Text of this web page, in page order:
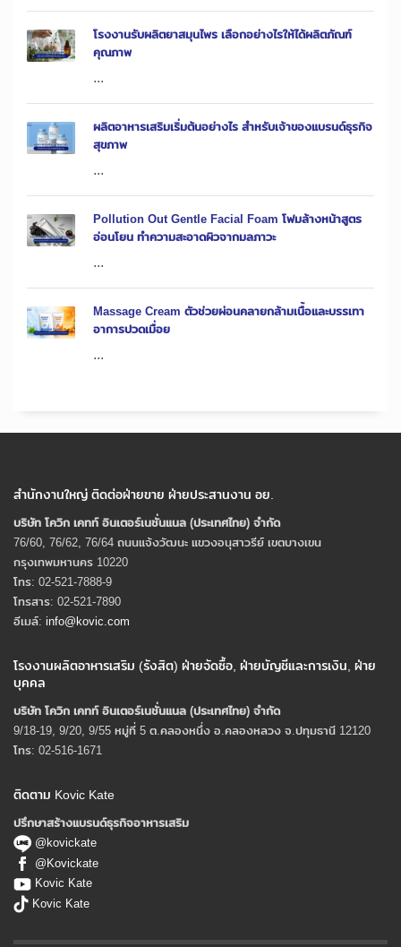
โรงงานรับผลิตยาสมุนไพร เลือกอย่างไรให้ได้ผลิตภัณฑ์
คุณภาพ
...
ผลิตอาหารเสริมเริ่มต้นอย่างไร สำหรับเจ้าของแบรนด์ธุรกิจ
สุขภาพ
...
Pollution Out Gentle Facial Foam โฟมล้างหน้าสูตร
อ่อนโยน ทำความสะอาดผิวจากมลภาวะ
...
Massage Cream ตัวช่วยผ่อนคลายกล้ามเนื้อและบรรเทา
อาการปวดเมื่อย
...
สำนักงานใหญ่ ติดต่อฝ่ายขาย ฝ่ายประสานงาน อย.
บริษัท โควิก เคทท์ อินเตอร์เนชั่นแนล (ประเทศไทย) จํากัด
76/60, 76/62, 76/64 ถนนแจ้งวัฒนะ แขวงอนุสาวรีย์ เขตบางเขน
กรุงเทพมหานคร 10220
โทร: 02-521-7888-9
โทรสาร: 02-521-7890
อีเมล์: info@kovic.com
โรงงานผลิตอาหารเสริม (รังสิต) ฝ่ายจัดซื้อ, ฝ่ายบัญชีและการเงิน, ฝ่าย
บุคคล
บริษัท โควิก เคทท์ อินเตอร์เนชั่นแนล (ประเทศไทย) จํากัด
9/18-19, 9/20, 9/55 หมู่ที่ 5 ต.คลองหนึ่ง อ.คลองหลวง จ.ปทุมธานี 12120
โทร: 02-516-1671
ติดตาม Kovic Kate
ปรึกษาสร้างแบรนด์ธุรกิจอาหารเสริม
@kovickate
@Kovickate
Kovic Kate
Kovic Kate